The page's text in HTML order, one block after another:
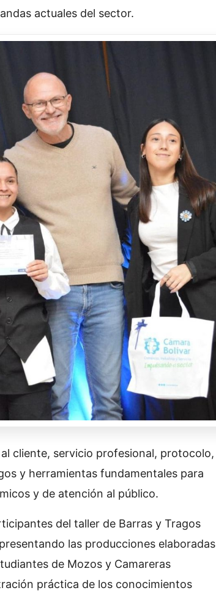
actuales del sector.
cliente, servicio profesional, protocolo,
y herramientas fundamentales para
y de atención al público.
del taller de Barras y Tragos
las producciones elaboradas
de Mozos y Camareras
práctica de los conocimientos